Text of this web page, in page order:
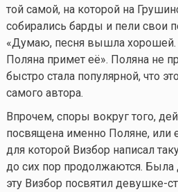
той самой, на которой на
собирались барды и пели свои
«Думаю, песня вышла хорошей.
Поляна примет её». Поляна не
быстро стала популярной, что
самого автора.
Впрочем, споры вокруг того,
посвящена именно Поляне, или
для которой Визбор написал
до сих пор продолжаются. Была
эту Визбор посвятил девушке-